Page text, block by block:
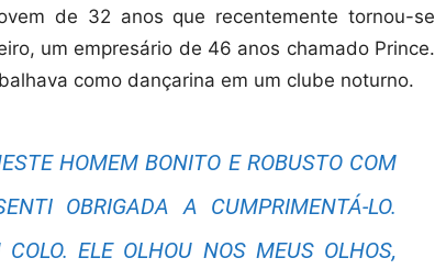
de 32 anos que recentemente tornou-se
um empresário de 46 anos chamado Prince.
como dançarina em um clube noturno.
HOMEM BONITO E ROBUSTO COM
OBRIGADA A CUMPRIMENTÁ-LO.
ELE OLHOU NOS MEUS OLHOS,